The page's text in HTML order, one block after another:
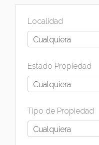
Localidad
Cualquiera
Estado Propiedad
Cualquiera
Tipo de Propiedad
Cualquiera